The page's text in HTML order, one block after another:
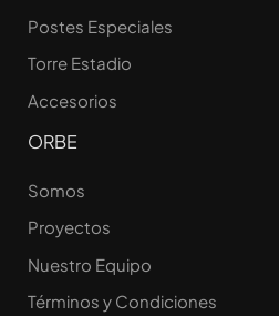
Postes Especiales
Torre Estadio
Accesorios
ORBE
Somos
Proyectos
Nuestro Equipo
Términos y Condiciones